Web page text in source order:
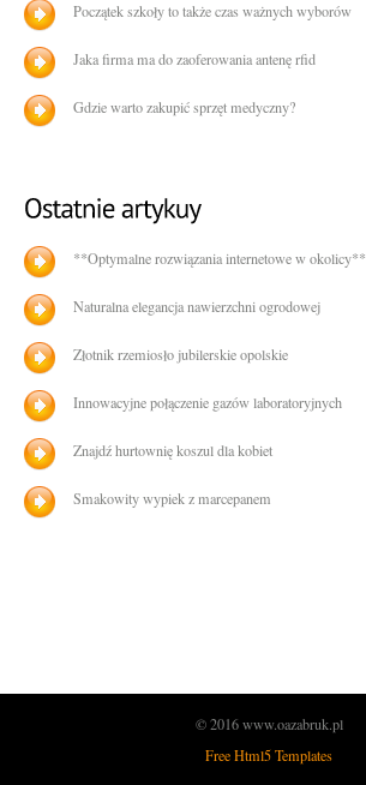
Początek szkoły to także czas ważnych wyborów
Jaka firma ma do zaoferowania antenę rfid
Gdzie warto zakupić sprzęt medyczny?
**Optymalne rozwiązania internetowe w okolicy**
Naturalna elegancja nawierzchni ogrodowej
Złotnik rzemiosło jubilerskie opolskie
Innowacyjne połączenie gazów laboratoryjnych
Znajdź hurtownię koszul dla kobiet
Smakowity wypiek z marcepanem
© 2016 www.oazabruk.pl
Free Html5 Templates